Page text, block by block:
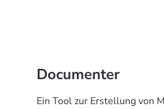
Documenter
Ein Tool zur Erstellung von